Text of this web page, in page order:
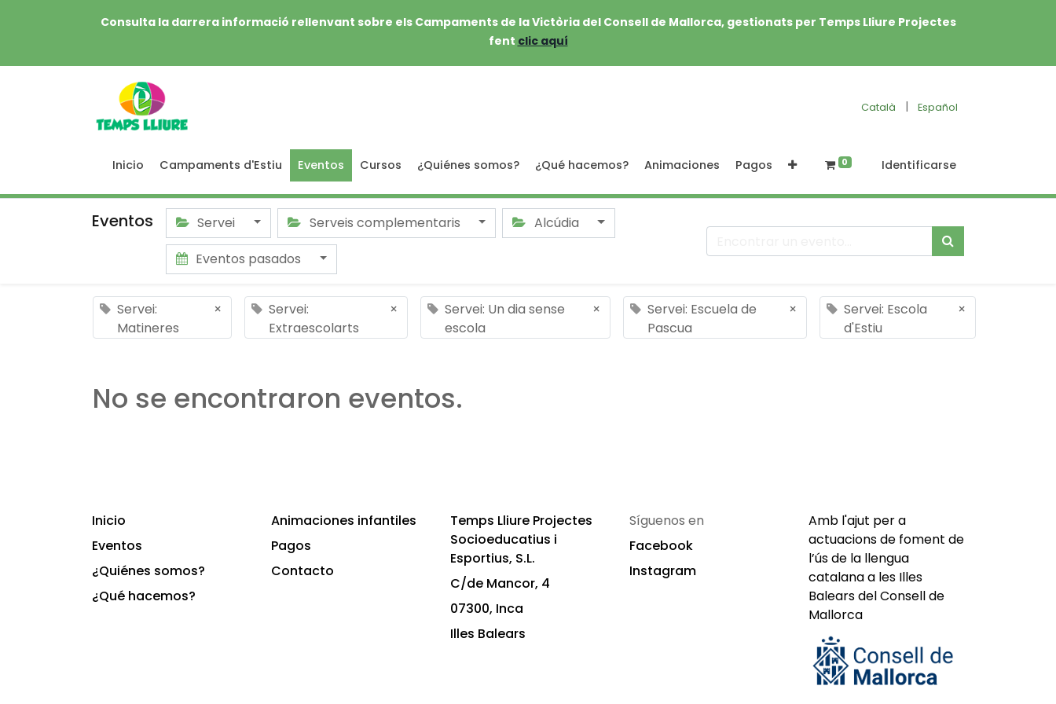
Consulta la darrera informació rellenvant sobre els Campaments de la Victòria del Consell de Mallorca, gestionats per Temps Lliure Projectes
fent clic aquí
Català | Español
Inicio Campaments d'Estiu Eventos Cursos ¿Quiénes somos? ¿Qué hacemos? Animaciones Pagos 0 Identificarse
Eventos Servei Serveis complementaris
Alcúdia
Eventos pasados
Servei:
Matineres
×
Servei:
Extraescolarts
×
Servei: Un dia sense
escola
×
Servei: Escuela de
Pascua
×
Servei: Escola
d'Estiu
×
No se encontraron eventos.
Inicio
Eventos
¿Quiénes somos?
¿Qué hacemos?
Animaciones infantiles
Pagos
Contacto
Temps Lliure Projectes
Socioeducatius i
Esportius, S.L.
C/de Mancor, 4
07300, Inca
Illes Balears
Síguenos en
Facebook
Instagram
Amb l'ajut per a
actuacions de foment de
l’ús de la llengua
catalana a les Illes
Balears del Consell de
Mallorca